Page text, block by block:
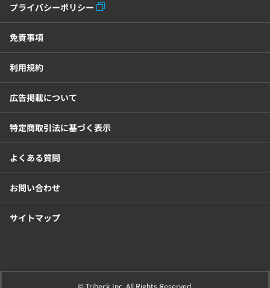
プライバシーポリシー
免責事項
利用規約
広告掲載について
特定商取引法に基づく表示
よくある質問
お問い合わせ
サイトマップ
© Tribeck Inc. All Rights Reserved.